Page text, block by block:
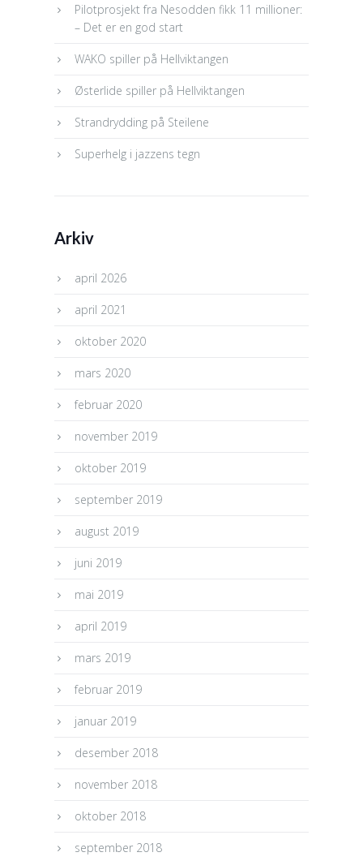
Pilotprosjekt fra Nesodden fikk 11 millioner:
– Det er en god start
WAKO spiller på Hellviktangen
Østerlide spiller på Hellviktangen
Strandrydding på Steilene
Superhelg i jazzens tegn
Arkiv
april 2026
april 2021
oktober 2020
mars 2020
februar 2020
november 2019
oktober 2019
september 2019
august 2019
juni 2019
mai 2019
april 2019
mars 2019
februar 2019
januar 2019
desember 2018
november 2018
oktober 2018
september 2018